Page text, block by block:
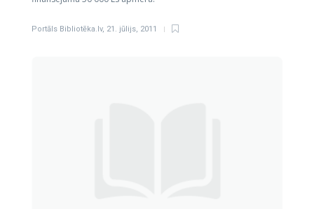
Portāls Bibliotēka.lv, 21. jūlijs, 2011